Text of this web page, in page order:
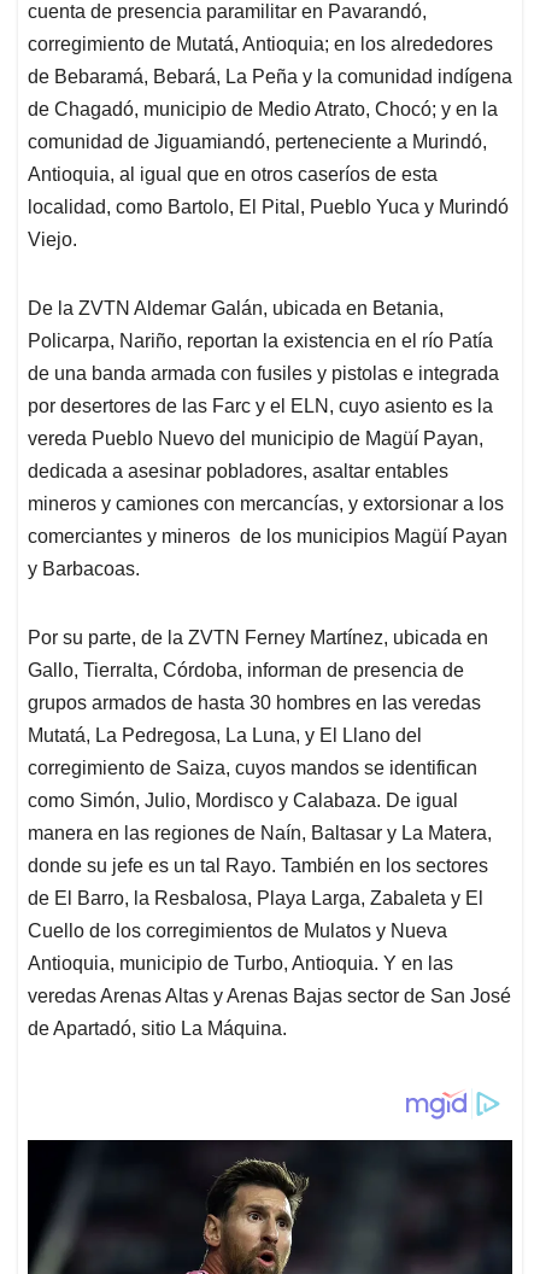
A
p
p
o
o
k
d
I
n
d
s
cuenta de presencia paramilitar en Pavarandó,
corregimiento de Mutatá, Antioquia; en los alrededores
de Bebaramá, Bebará, La Peña y la comunidad indígena
de Chagadó, municipio de Medio Atrato, Chocó; y en la
comunidad de Jiguamiandó, perteneciente a Murindó,
Antioquia, al igual que en otros caseríos de esta
localidad, como Bartolo, El Pital, Pueblo Yuca y Murindó
Viejo.
De la ZVTN Aldemar Galán, ubicada en Betania,
Policarpa, Nariño, reportan la existencia en el río Patía
de una banda armada con fusiles y pistolas e integrada
por desertores de las Farc y el ELN, cuyo asiento es la
vereda Pueblo Nuevo del municipio de Magüí Payan,
dedicada a asesinar pobladores, asaltar entables
mineros y camiones con mercancías, y extorsionar a los
comerciantes y mineros de los municipios Magüí Payan
y Barbacoas.
Por su parte, de la ZVTN Ferney Martínez, ubicada en
Gallo, Tierralta, Córdoba, informan de presencia de
grupos armados de hasta 30 hombres en las veredas
Mutatá, La Pedregosa, La Luna, y El Llano del
corregimiento de Saiza, cuyos mandos se identifican
como Simón, Julio, Mordisco y Calabaza. De igual
manera en las regiones de Naín, Baltasar y La Matera,
donde su jefe es un tal Rayo. También en los sectores
de El Barro, la Resbalosa, Playa Larga, Zabaleta y El
Cuello de los corregimientos de Mulatos y Nueva
Antioquia, municipio de Turbo, Antioquia. Y en las
veredas Arenas Altas y Arenas Bajas sector de San José
de Apartadó, sitio La Máquina.